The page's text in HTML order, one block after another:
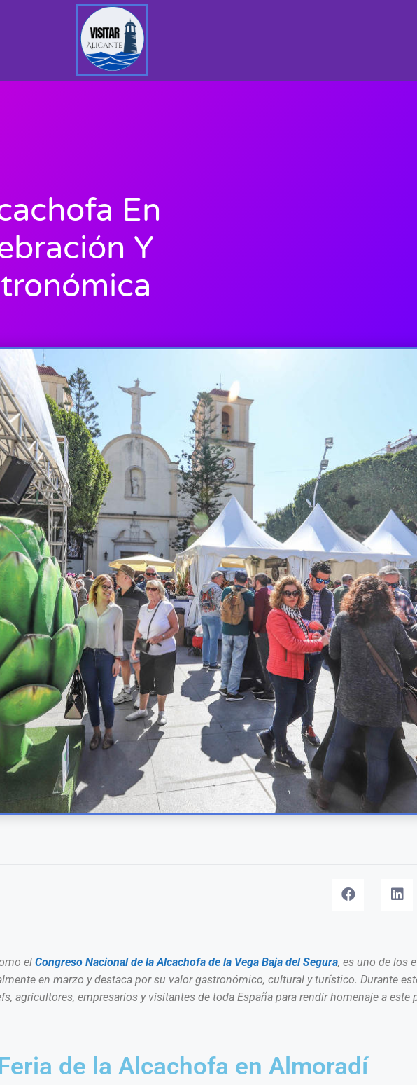
En
Y
el Congreso Nacional de la Alcachofa de la Vega Baja del Segura, es uno de los
en marzo y destaca por su valor gastronómico, cultural y turístico. Durante
agricultores, empresarios y visitantes de toda España para rendir homenaje a este
de la Alcachofa en Almoradí